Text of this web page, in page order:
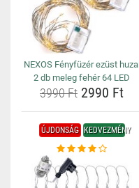
NEXOS Fényfüzér ezüst huzal
2 db meleg fehér 64 LED
3990 Ft 2990 Ft
ÚJDONSÁG KEDVEZMÉNY